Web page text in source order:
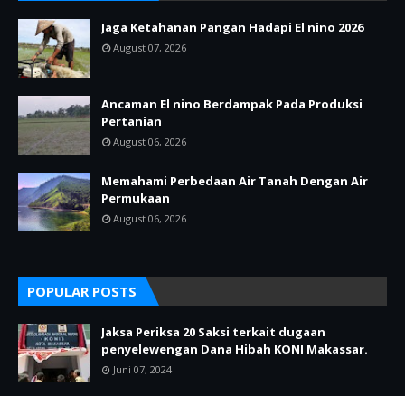
Jaga Ketahanan Pangan Hadapi El nino 2026
August 07, 2026
Ancaman El nino Berdampak Pada Produksi
Pertanian
August 06, 2026
Memahami Perbedaan Air Tanah Dengan Air
Permukaan
August 06, 2026
POPULAR POSTS
Jaksa Periksa 20 Saksi terkait dugaan
penyelewengan Dana Hibah KONI Makassar.
Juni 07, 2024